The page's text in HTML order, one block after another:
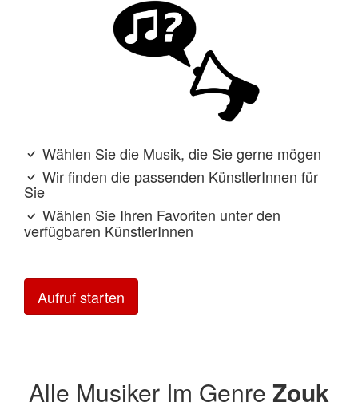
Wählen Sie die Musik, die Sie gerne mögen
Wir finden die passenden KünstlerInnen für
Sie
Wählen Sie Ihren Favoriten unter den
verfügbaren KünstlerInnen
Aufruf starten
Alle Musiker Im Genre Zouk